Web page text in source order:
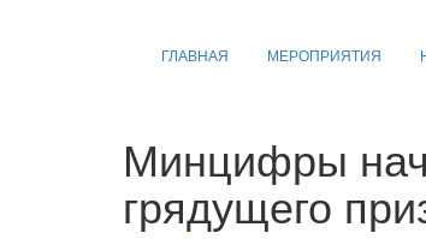
ГЛАВНАЯ МЕРОПРИЯТИЯ
Минцифры
грядущего